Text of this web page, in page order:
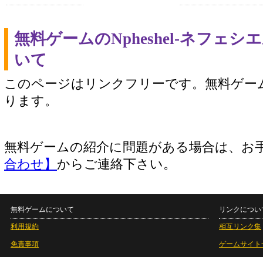
無料ゲームのNpheshel-ネフェシ
いて
このページはリンクフリーです。無料ゲー
ります。
無料ゲームの紹介に問題がある場合は、お
合わせ】 からご連絡下さい。
無料ゲームについて
利用規約
免責事項
リンクについ
相互リンク集
ゲームサイト